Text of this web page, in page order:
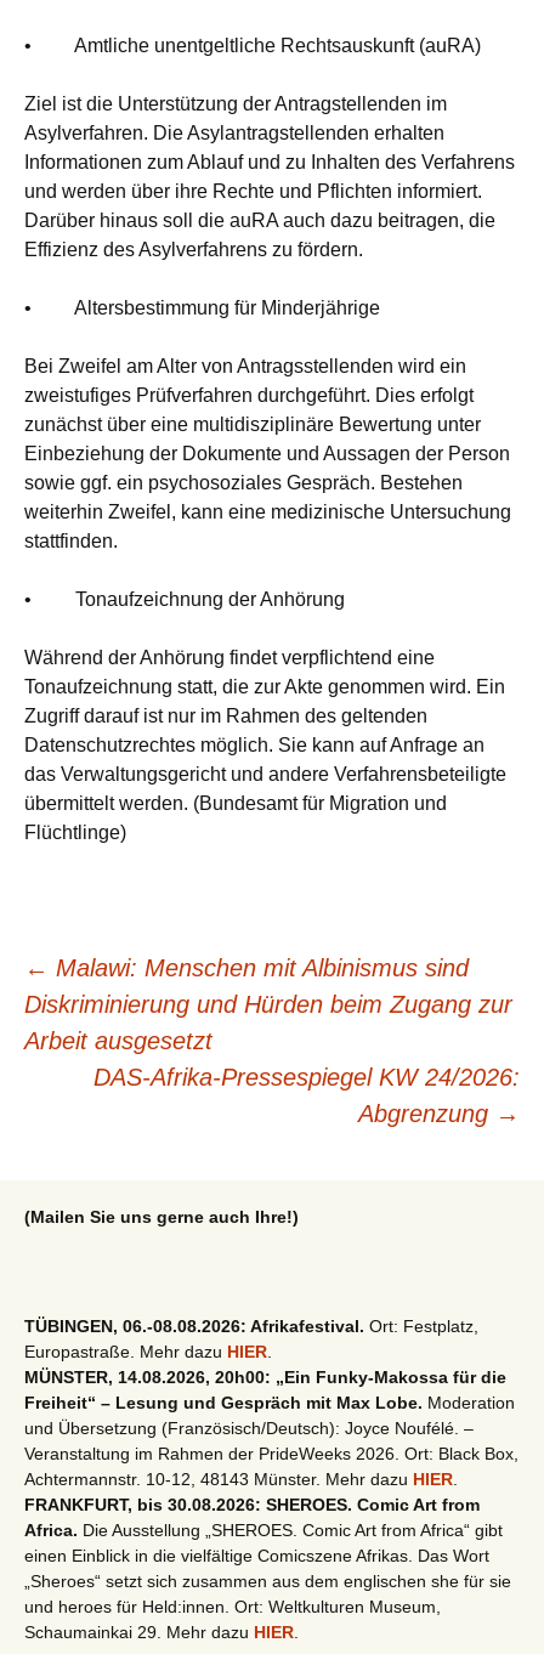
• Amtliche unentgeltliche Rechtsauskunft (auRA)
Ziel ist die Unterstützung der Antragstellenden im
Asylverfahren. Die Asylantragstellenden erhalten
Informationen zum Ablauf und zu Inhalten des Verfahrens
und werden über ihre Rechte und Pflichten informiert.
Darüber hinaus soll die auRA auch dazu beitragen, die
Effizienz des Asylverfahrens zu fördern.
• Altersbestimmung für Minderjährige
Bei Zweifel am Alter von Antragsstellenden wird ein
zweistufiges Prüfverfahren durchgeführt. Dies erfolgt
zunächst über eine multidisziplinäre Bewertung unter
Einbeziehung der Dokumente und Aussagen der Person
sowie ggf. ein psychosoziales Gespräch. Bestehen
weiterhin Zweifel, kann eine medizinische Untersuchung
stattfinden.
• Tonaufzeichnung der Anhörung
Während der Anhörung findet verpflichtend eine
Tonaufzeichnung statt, die zur Akte genommen wird. Ein
Zugriff darauf ist nur im Rahmen des geltenden
Datenschutzrechtes möglich. Sie kann auf Anfrage an
das Verwaltungsgericht und andere Verfahrensbeteiligte
übermittelt werden. (Bundesamt für Migration und
Flüchtlinge)
Beitragsnavigation
← Malawi: Menschen mit Albinismus sind
Diskriminierung und Hürden beim Zugang zur
Arbeit ausgesetzt
DAS-Afrika-Pressespiegel KW 24/2026:
Abgrenzung →
(Mailen Sie uns gerne auch Ihre!)
TÜBINGEN, 06.-08.08.2026: Afrikafestival. Ort: Festplatz,
Europastraße. Mehr dazu HIER
MÜNSTER, 14.08.2026, 20h00: „Ein Funky-Makossa für die
Freiheit“ – Lesung und Gespräch mit Max Lobe. Moderation
und Übersetzung (Französisch/Deutsch): Joyce Noufélé. –
Veranstaltung im Rahmen der PrideWeeks 2026. Ort: Black Box,
Achtermannstr. 10-12, 48143 Münster. Mehr dazu HIER
FRANKFURT, bis 30.08.2026: SHEROES. Comic Art from
Africa. Die Ausstellung „SHEROES. Comic Art from Africa“ gibt
einen Einblick in die vielfältige Comicszene Afrikas. Das Wort
„Sheroes“ setzt sich zusammen aus dem englischen she für sie
und heroes für Held:innen. Ort: Weltkulturen Museum,
Schaumainkai 29. Mehr dazu HIER